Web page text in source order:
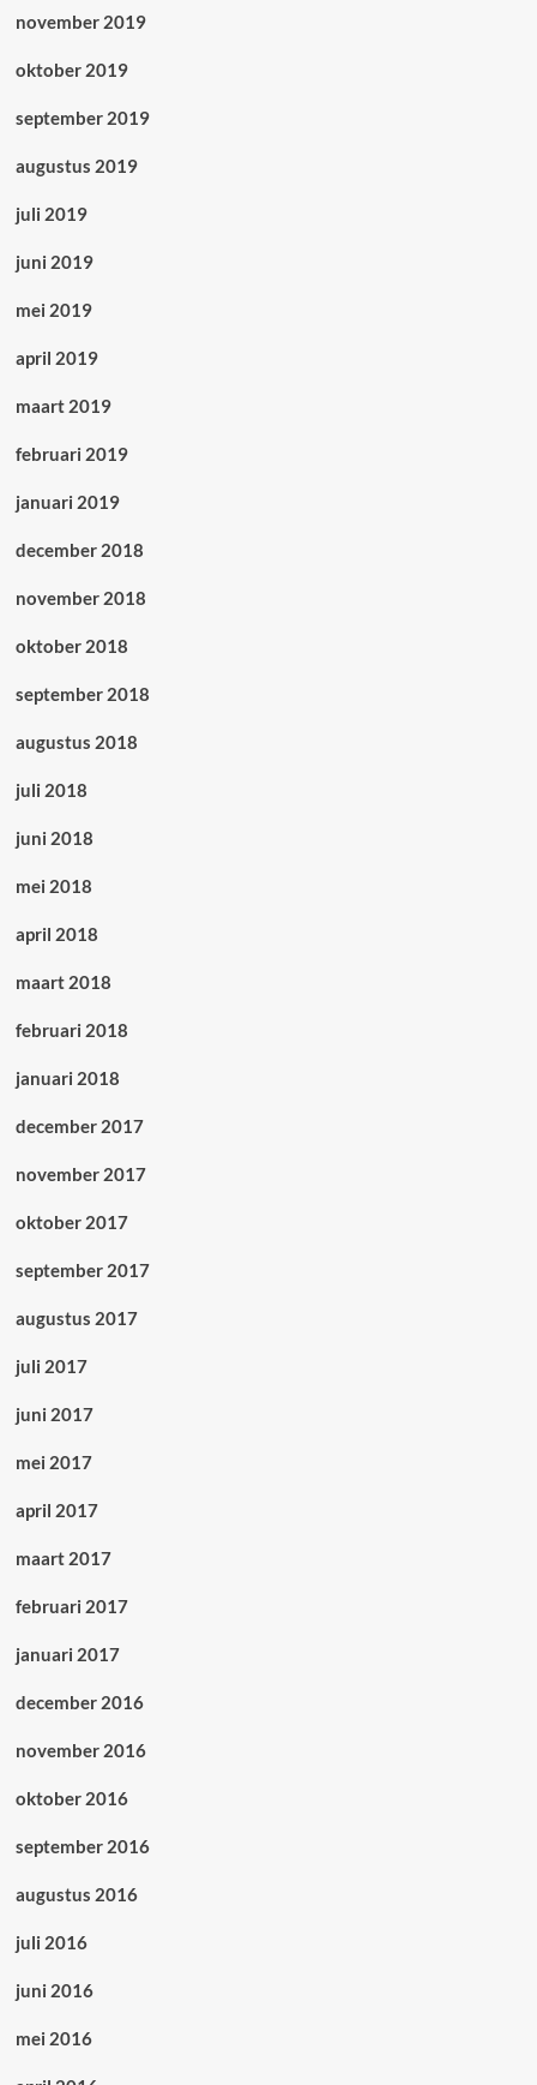
november 2019
oktober 2019
september 2019
augustus 2019
juli 2019
juni 2019
mei 2019
april 2019
maart 2019
februari 2019
januari 2019
december 2018
november 2018
oktober 2018
september 2018
augustus 2018
juli 2018
juni 2018
mei 2018
april 2018
maart 2018
februari 2018
januari 2018
december 2017
november 2017
oktober 2017
september 2017
augustus 2017
juli 2017
juni 2017
mei 2017
april 2017
maart 2017
februari 2017
januari 2017
december 2016
november 2016
oktober 2016
september 2016
augustus 2016
juli 2016
juni 2016
mei 2016